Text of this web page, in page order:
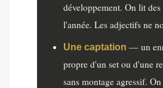
développement. On lit des
l'année. Les adjectifs ne
Une captation — un
propre d'un set ou d'une
sans montage agressif.